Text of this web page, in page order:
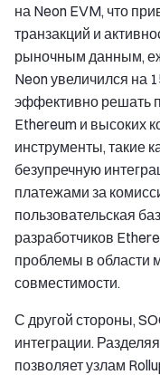
на Neon EVM, что
транзакций и
рыночным данным,
Neon увеличился на
эффективно решать
Ethereum и высоких
инструменты, такие
безупречную
платежами за
пользовательская
разработчиков
проблемы в области
совместимости.
С другой стороны,
интеграции.
позволяет узлам